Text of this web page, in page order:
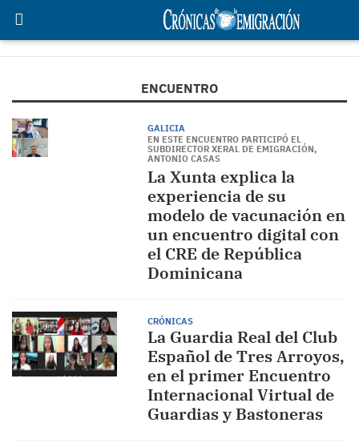
ENCUENTRO
GALICIA
EN ESTE ENCUENTRO PARTICIPÓ EL
SUBDIRECTOR XERAL DE EMIGRACIÓN,
ANTONIO CASAS
La Xunta explica la
experiencia de su
modelo de vacunación en
un encuentro digital con
el CRE de República
Dominicana
CRÓNICAS
La Guardia Real del Club
Español de Tres Arroyos,
en el primer Encuentro
Internacional Virtual de
Guardias y Bastoneras